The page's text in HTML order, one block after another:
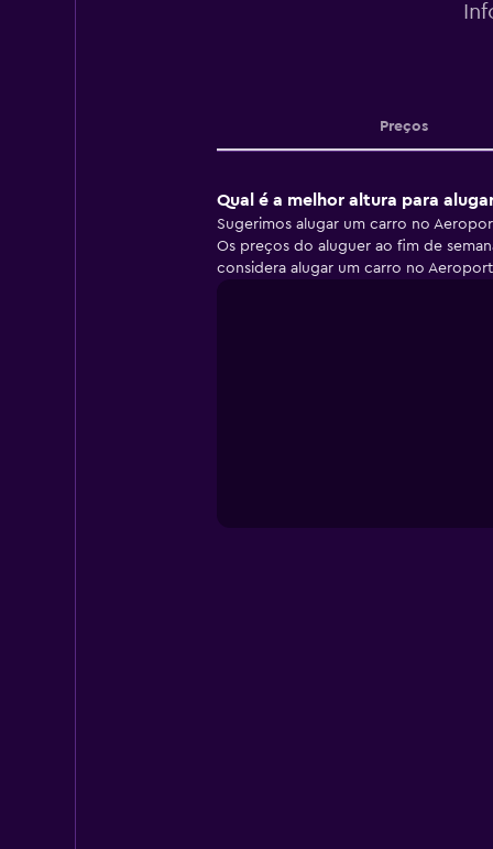
Preços
Qual é a melhor altura para
Sugerimos alugar um carro no
Os preços do aluguer ao fim de
considera alugar um carro no